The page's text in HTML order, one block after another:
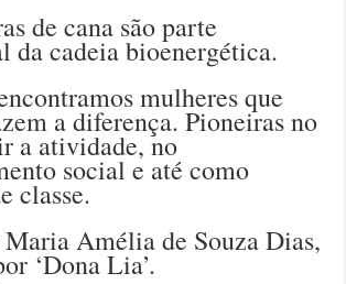
de cana são parte
da cadeia bioenergética.
mulheres que
a diferença. Pioneiras no
a atividade, no
social e até como
classe.
Maria Amélia de Souza Dias,
‘Dona Lia’.